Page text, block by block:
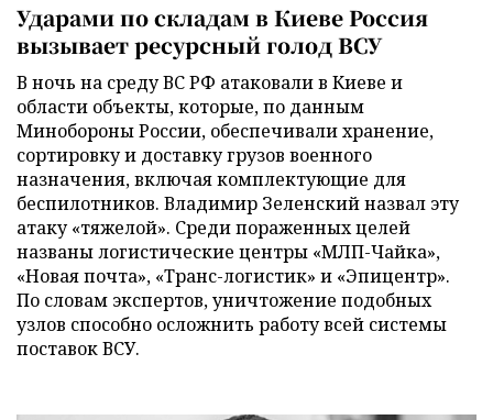
Ударами по складам в Киеве Россия
вызывает ресурсный голод ВСУ
В ночь на среду ВС РФ атаковали в Киеве и
области объекты, которые, по данным
Минобороны России, обеспечивали хранение,
сортировку и доставку грузов военного
назначения, включая комплектующие для
беспилотников. Владимир Зеленский назвал эту
атаку «тяжелой». Среди пораженных целей
названы логистические центры «МЛП-Чайка»,
«Новая почта», «Транс-логистик» и «Эпицентр».
По словам экспертов, уничтожение подобных
узлов способно осложнить работу всей системы
поставок ВСУ.